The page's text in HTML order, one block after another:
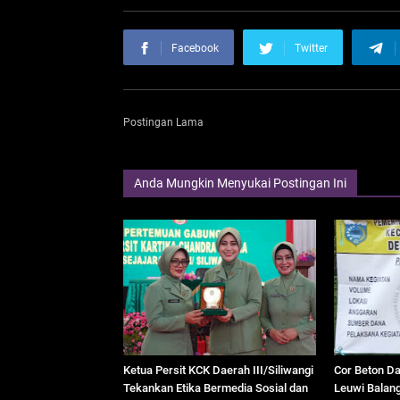
Facebook Twitter
Postingan Lama
Anda Mungkin Menyukai Postingan Ini
Ketua Persit KCK Daerah III/Siliwangi
Tekankan Etika Bermedia Sosial dan
Cor Beton
Leuwi